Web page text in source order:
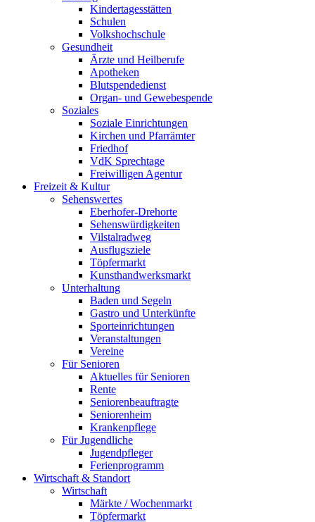
Kindertagesstätten
Schulen
Volkshochschule
Gesundheit
Ärzte und Heilberufe
Apotheken
Blutspendedienst
Organ- und Gewebespende
Soziales
Soziale Einrichtungen
Kirchen und Pfarrämter
Friedhof
VdK Sprechtage
Freiwilligen Agentur
Freizeit & Kultur
Sehenswertes
Eberhofer-Drehorte
Sehenswürdigkeiten
Vilstalradweg
Ausflugsziele
Töpfermarkt
Kunsthandwerksmarkt
Unterhaltung
Baden und Segeln
Gastro und Unterkünfte
Sporteinrichtungen
Veranstaltungen
Vereine
Für Senioren
Aktuelles für Senioren
Rente
Seniorenbeauftragte
Seniorenheim
Krankenpflege
Für Jugendliche
Jugendpfleger
Ferienprogramm
Wirtschaft & Standort
Wirtschaft
Märkte / Wochenmarkt
Töpfermarkt